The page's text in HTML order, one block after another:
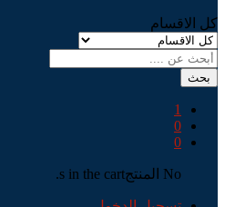
كل الاقسام
بحث
1
0
0
No المنتجs in the cart.